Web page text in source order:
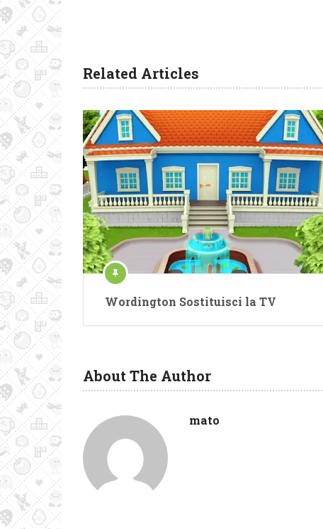
Related Articles
Wordington Sostituisci la TV
About The Author
mato